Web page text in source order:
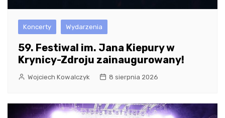
Koncerty Wydarzenia
59. Festiwal im. Jana Kiepury w
Krynicy-Zdroju zainaugurowany!
Wojciech Kowalczyk 8 sierpnia 2026